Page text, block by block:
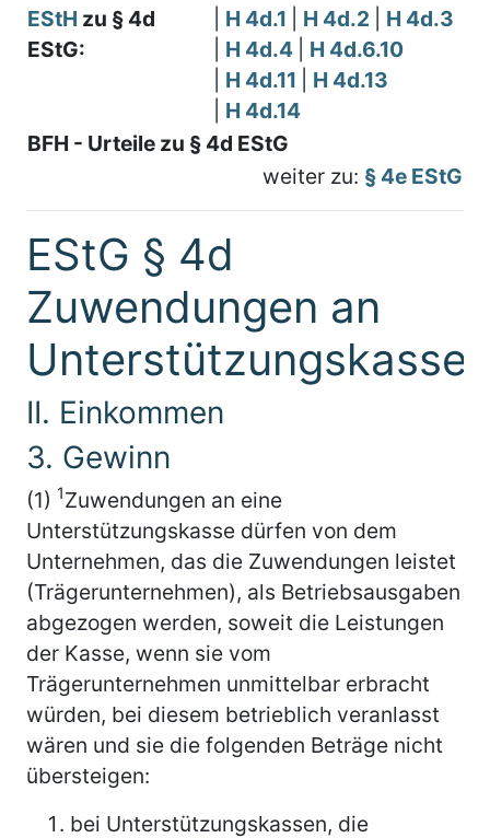
EStH zu § 4d
EStG:
H 4d.1 H 4d.2
H 4d.3
H 4d.4
H 4d.6.10
H 4d.11
H 4d.13
H 4d.14
BFH - Urteile zu § 4d EStG
weiter zu: § 4e EStG
EStG § 4d
Zuwendungen an
II. Einkommen
3. Gewinn
(1) 1Zuwendungen an eine
Unterstützungskasse dürfen von dem
Unternehmen, das die Zuwendungen leistet
(Trägerunternehmen), als Betriebsausgaben
abgezogen werden, soweit die Leistungen
der Kasse, wenn sie vom
Trägerunternehmen unmittelbar erbracht
würden, bei diesem betrieblich veranlasst
wären und sie die folgenden Beträge nicht
übersteigen:
bei Unterstützungskassen, die